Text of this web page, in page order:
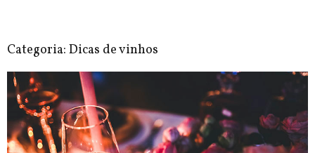
Categoria: Dicas de vinhos